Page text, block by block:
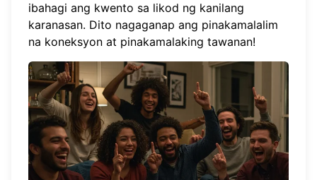
ibahagi ang kwento sa likod ng kanilang
karanasan. Dito nagaganap ang pinakamalalim
na koneksyon at pinakamalaking tawanan!